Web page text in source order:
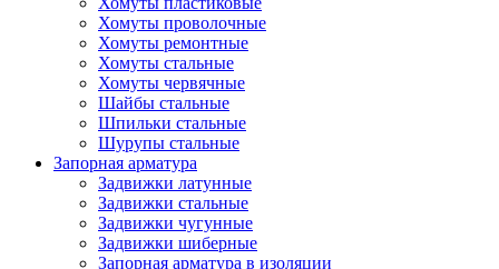
Хомуты проволочные
Хомуты ремонтные
Хомуты стальные
Хомуты червячные
Шайбы стальные
Шпильки стальные
Шурупы стальные
Запорная арматура
Задвижки латунные
Задвижки стальные
Задвижки чугунные
Задвижки шиберные
Запорная арматура в изоляции